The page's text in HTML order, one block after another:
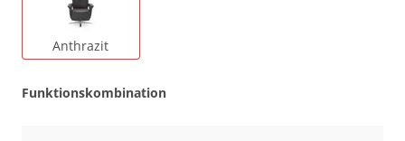
Anthrazit
Funktionskombination